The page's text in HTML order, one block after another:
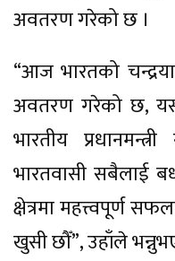
अवतरण गरेको छ ।
“आज भारतको
अवतरण गरेको छ,
भारतीय
भारतवासी सबैलाई
क्षेत्रमा महत्त्वपूर्ण
खुसी छौँ”, उहाँले